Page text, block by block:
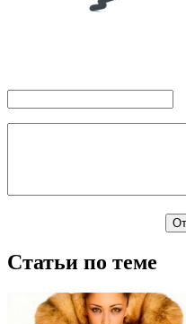
Статьи по теме